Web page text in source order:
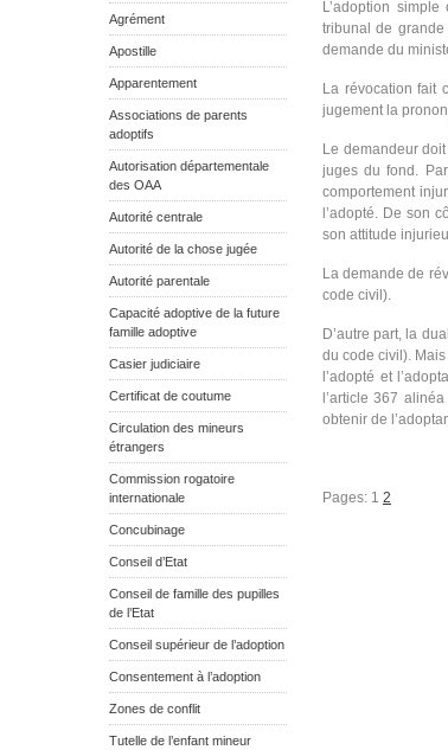
Agrément
Apostille
Apparentement
Associations de parents
adoptifs
Autorisation départementale
des OAA
Autorité centrale
Autorité de la chose jugée
Autorité parentale
Capacité adoptive de la future
famille adoptive
Casier judiciaire
Certificat de coutume
Circulation des mineurs
étrangers
Commission rogatoire
internationale
Concubinage
Conseil d’Etat
Conseil de famille des pupilles
de l’Etat
Conseil supérieur de l’adoption
Consentement à l’adoption
Zones de conflit
Tutelle de l’enfant mineur
L’adoption
tribunal de
demande du
La révocation fait
jugement la
Le demandeur
juges du fond.
comportement
l’adopté. De son
son attitude
La demande de
code civil).
D’autre part, la
du code civil).
l’adopté et
l’article 367
obtenir de
Pages: 1 2